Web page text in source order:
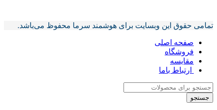
تمامی حقوق این وبسایت برای هوشمند سرما محفوظ می‌باشد.
صفحه اصلی
فروشگاه
مقایسه
ارتباط باما
جستجو